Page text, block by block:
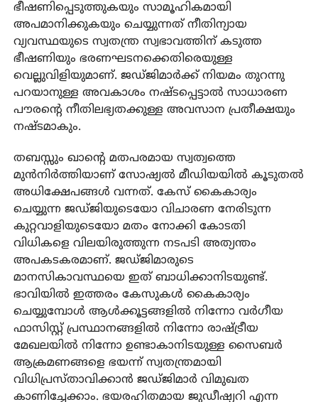
ഭീഷണിപ്പെടുത്തുകയും സാമൂഹികമായി
അപമാനിക്കുകയും ചെയ്യുന്നത് നീതിന്യായ
വ്യവസ്ഥയുടെ സ്വതന്ത്ര സ്വഭാവത്തിന് കടുത്ത
ഭീഷണിയും ഭരണഘടനക്കെതിരെയുള്ള
വെല്ലുവിളിയുമാണ്. ജഡ്ജിമാര്‍ക്ക് നിയമം തുറന്നു
പറയാനുള്ള അവകാശം നഷ്ടപ്പെട്ടാല്‍ സാധാരണ
പൗരന്റെ നീതിലഭ്യതക്കുള്ള അവസാന പ്രതീക്ഷയും
നഷ്ടമാകും.
തബസ്സും ഖാന്റെ മതപരമായ സ്വത്വത്തെ
മുന്‍നിര്‍ത്തിയാണ് സോഷ്യല്‍ മീഡിയയില്‍ കൂടുതല്‍
അധിക്ഷേപങ്ങള്‍ വന്നത്. കേസ് കൈകാര്യം
ചെയ്യുന്ന ജഡ്ജിയുടെയോ വിചാരണ നേരിടുന്ന
കുറ്റവാളിയുടെയോ മതം നോക്കി കോടതി
വിധികളെ വിലയിരുത്തുന്ന നടപടി അത്യന്തം
അപകടകരമാണ്. ജഡ്ജിമാരുടെ
മാനസികാവസ്ഥയെ ഇത് ബാധിക്കാനിടയുണ്ട്.
ഭാവിയില്‍ ഇത്തരം കേസുകള്‍ കൈകാര്യം
ചെയ്യുമ്പോള്‍ ആള്‍ക്കൂട്ടങ്ങളില്‍ നിന്നോ വര്‍ഗീയ
ഫാസിസ്റ്റ് പ്രസ്ഥാനങ്ങളില്‍ നിന്നോ രാഷ്ട്രീയ
മേഖലയില്‍ നിന്നോ ഉണ്ടാകാനിടയുള്ള സൈബര്‍
ആക്രമണങ്ങളെ ഭയന്ന് സ്വതന്ത്രമായി
വിധിപ്രസ്താവിക്കാന്‍ ജഡ്ജിമാര്‍ വിമുഖത
കാണിച്ചേക്കാം. ഭയരഹിതമായ ജുഡീഷ്യറി എന്ന